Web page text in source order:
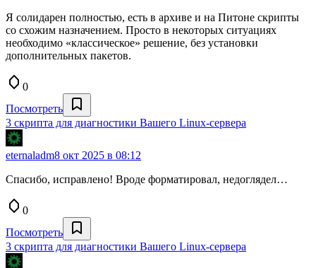
Я солидарен полностью, есть в архиве и на Питоне скрипты
со схожим назначением. Просто в некоторых ситуациях
необходимо «классическое» решение, без установки
дополнительных пакетов.
0
Посмотреть
3 скрипта для диагностики Вашего Linux-сервера
eternaladm8 окт 2025 в 08:12
Спасибо, исправлено! Вроде форматировал, недоглядел…
0
Посмотреть
3 скрипта для диагностики Вашего Linux-сервера